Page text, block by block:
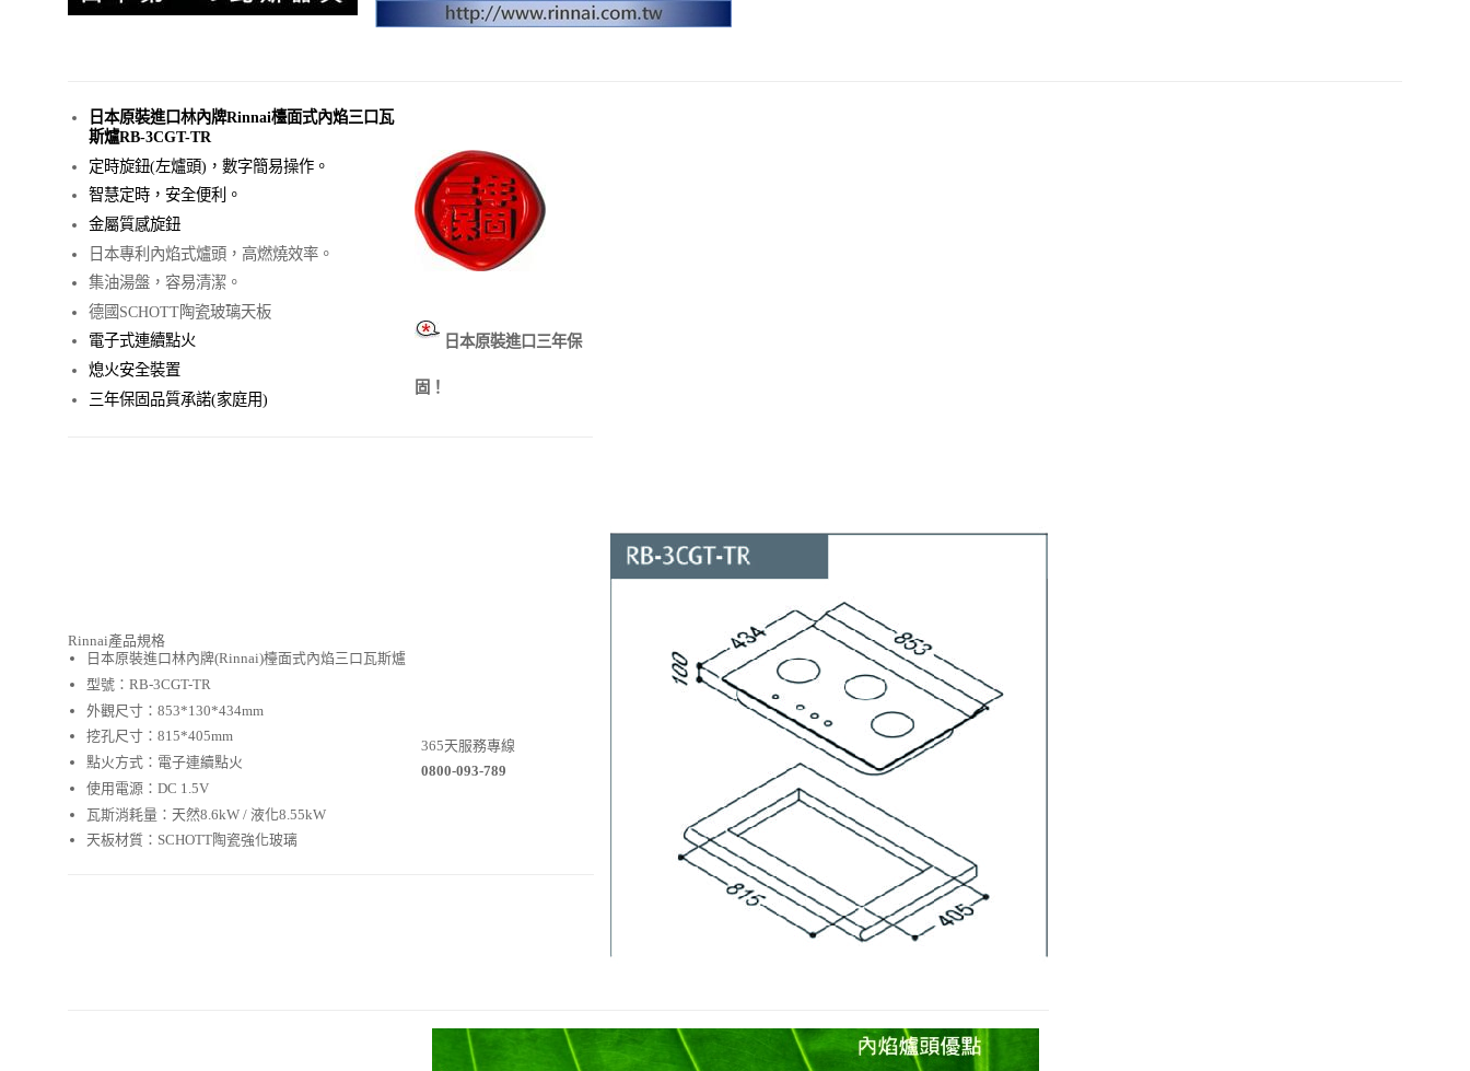
日本原裝進口林內牌Rinnai檯面式內焰三口瓦
斯爐RB-3CGT-TR
定時旋鈕(左爐頭)，數字簡易操作。
智慧定時，安全便利。
金屬質感旋鈕
日本專利內焰式爐頭，高燃燒效率。
集油湯盤，容易清潔。
德國SCHOTT陶瓷玻璃天板
電子式連續點火
熄火安全裝置
三年保固品質承諾(家庭用)
日本原裝進口三年保
固！
Rinnai產品規格
日本原裝進口林內牌(Rinnai)檯面式內焰三口瓦斯爐
型號：RB-3CGT-TR
外觀尺寸：853*130*434mm
挖孔尺寸：815*405mm
點火方式：電子連續點火
使用電源：DC 1.5V
瓦斯消耗量：天然8.6kW / 液化8.55kW
天板材質：SCHOTT陶瓷強化玻璃
365天服務專線
0800-093-789